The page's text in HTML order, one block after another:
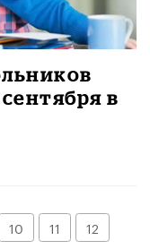
в
10 11
12